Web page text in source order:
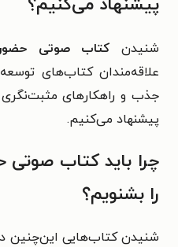
پیشنهاد می‌کنیم؟
شنیدن کتاب صوتی
علاقه‌مندان کتاب‌های
جذب و راهکارهای مثبت‌نگری
پیشنهاد می‌کنیم.
چرا باید کتاب
را بشنویم؟
شنیدن کتاب‌هایی این‌چنین